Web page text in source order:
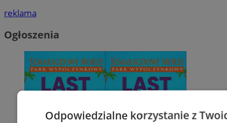
reklama
Ogłoszenia
Odpowiedzialne korzystanie z